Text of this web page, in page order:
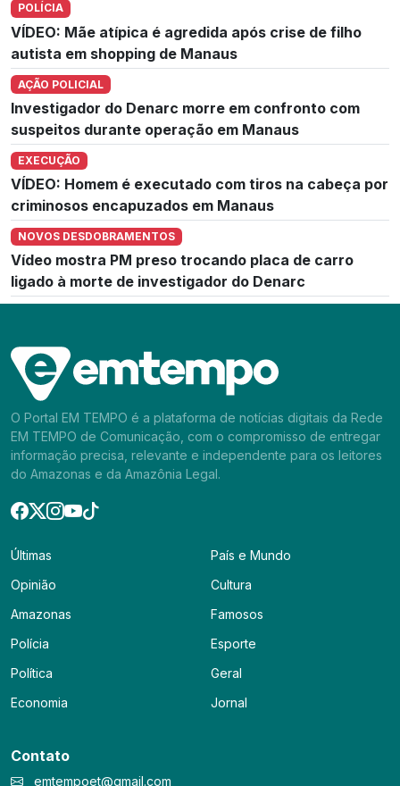
POLÍCIA
VÍDEO: Mãe atípica é agredida após crise de filho
autista em shopping de Manaus
AÇÃO POLICIAL
Investigador do Denarc morre em confronto com
suspeitos durante operação em Manaus
EXECUÇÃO
VÍDEO: Homem é executado com tiros na cabeça por
criminosos encapuzados em Manaus
NOVOS DESDOBRAMENTOS
Vídeo mostra PM preso trocando placa de carro
ligado à morte de investigador do Denarc
O Portal EM TEMPO é a plataforma de notícias digitais da Rede
EM TEMPO de Comunicação, com o compromisso de entregar
informação precisa, relevante e independente para os leitores
do Amazonas e da Amazônia Legal.
Últimas
Opinião
Amazonas
Polícia
Política
Economia
País e Mundo
Cultura
Famosos
Esporte
Geral
Jornal
Contato
emtempoet@gmail.com